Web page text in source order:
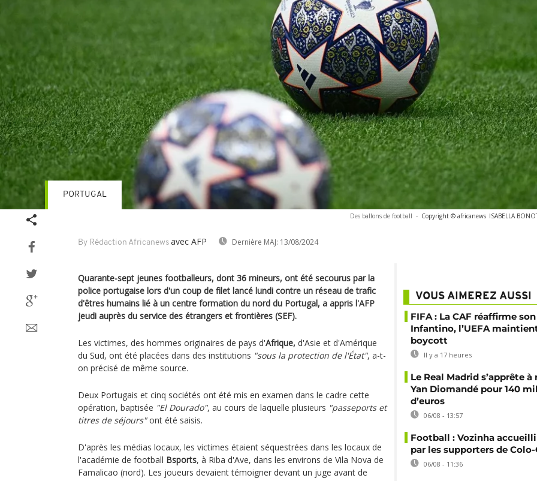
Des ballons de football - Copyright © africanews ISABELLA
By Rédaction Africanews avec AFP Dernière MAJ: 13/08/2024
PORTUGAL
Quarante-sept jeunes footballeurs, dont 36 mineurs, ont été secourus par la
police portugaise lors d'un coup de filet lancé lundi contre un réseau de trafic
d'êtres humains lié à un centre formation du nord du Portugal, a appris l'AFP
jeudi auprès du service des étrangers et frontières (SEF).
Les victimes, des hommes originaires de pays d'Afrique, d'Asie et d'Amérique
du Sud, ont été placées dans des institutions "sous la protection de l'État", a-t-
on précisé de même source.
Deux Portugais et cinq sociétés ont été mis en examen dans le cadre cette
opération, baptisée "El Dourado", au cours de laquelle plusieurs "passeports et
titres de séjours"ont été saisis.
D'après les médias locaux, les victimes étaient séquestrées dans les locaux de
l'académie de football Bsports, à Riba d'Ave, dans les environs de Vila Nova de
Famalicao (nord). Les joueurs devaient témoigner devant un juge avant de
VOUS AIMEREZ AUSSI
FIFA : La CAF réaffirme
Infantino, l’UEFA
boycott
Il y a 17 heures
Le Real Madrid s’apprête
Yan Diomandé pour 140
d’euros
06/08 - 13:57
Football : Vozinha
par les supporters de
06/08 - 11:36